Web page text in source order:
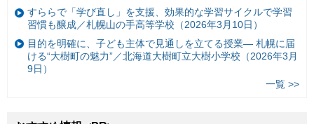
すららで「学び直し」を支援、効果的な学習サイクルで学習
習慣も醸成／札幌山の手高等学校（2026年3月10日）
目的を明確に、子ども主体で見通しを立てる授業— 札幌に届
ける“大樹町の魅力”／北海道大樹町立大樹小学校（2026年3月
9日）
一覧 >>